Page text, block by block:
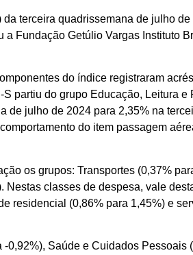
terceira quadrissemana de julho
Fundação Getúlio Vargas Instituto
do índice registraram
partiu do grupo Educação, Leitura e
de julho de 2024 para 2,35% na
do item passagem
os grupos: Transportes (0,37%
classes de despesa, vale
residencial (0,86% para 1,45%) e
0,92%), Saúde e Cuidados Pessoais